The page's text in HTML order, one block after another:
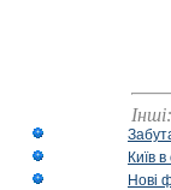
Інші:
Київ
Нові